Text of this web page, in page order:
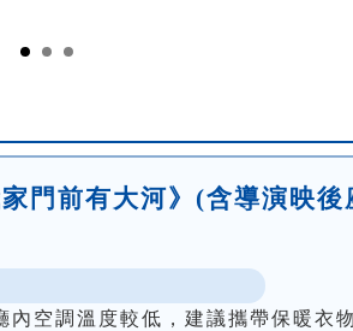
家門前有大河》(含導演映後
內空調溫度較低，建議攜帶保暖衣